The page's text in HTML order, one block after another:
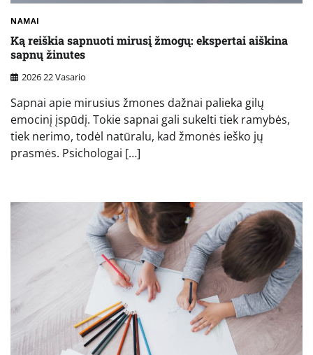
NAMAI
Ką reiškia sapnuoti mirusį žmogų: ekspertai aiškina
sapnų žinutes
2026 22 Vasario
Sapnai apie mirusius žmones dažnai palieka gilų
emocinį įspūdį. Tokie sapnai gali sukelti tiek ramybės,
tiek nerimo, todėl natūralu, kad žmonės ieško jų
prasmės. Psichologai […]